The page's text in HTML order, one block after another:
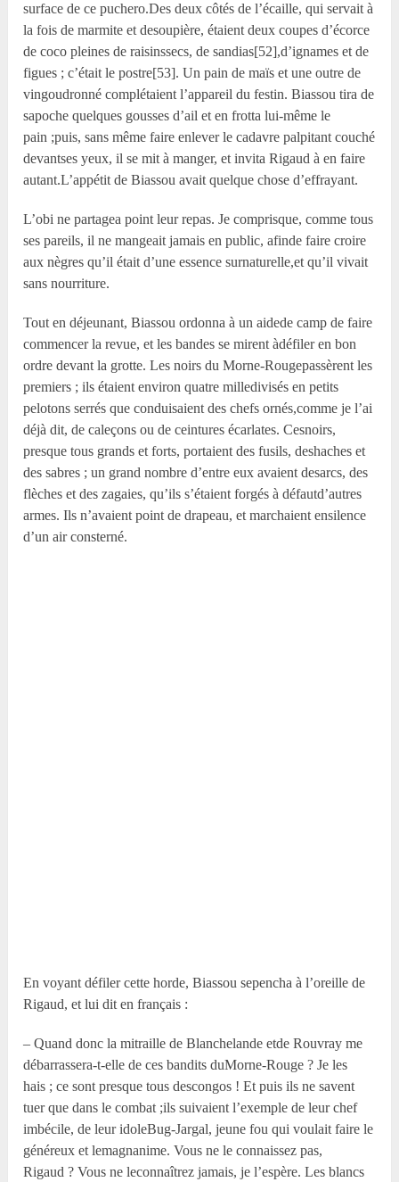
surface de ce puchero.Des deux côtés de l’écaille, qui servait à
la fois de marmite et desoupière, étaient deux coupes d’écorce
de coco pleines de raisinssecs, de sandias[52],d’ignames et de
figues ; c’était le postre[53]. Un pain de maïs et une outre de
vingoudronné complétaient l’appareil du festin. Biassou tira de
sapoche quelques gousses d’ail et en frotta lui-même le
pain ;puis, sans même faire enlever le cadavre palpitant couché
devantses yeux, il se mit à manger, et invita Rigaud à en faire
autant.L’appétit de Biassou avait quelque chose d’effrayant.
L’obi ne partagea point leur repas. Je comprisque, comme tous
ses pareils, il ne mangeait jamais en public, afinde faire croire
aux nègres qu’il était d’une essence surnaturelle,et qu’il vivait
sans nourriture.
Tout en déjeunant, Biassou ordonna à un aidede camp de faire
commencer la revue, et les bandes se mirent àdéfiler en bon
ordre devant la grotte. Les noirs du Morne-Rougepassèrent les
premiers ; ils étaient environ quatre milledivisés en petits
pelotons serrés que conduisaient des chefs ornés,comme je l’ai
déjà dit, de caleçons ou de ceintures écarlates. Cesnoirs,
presque tous grands et forts, portaient des fusils, deshaches et
des sabres ; un grand nombre d’entre eux avaient desarcs, des
flèches et des zagaies, qu’ils s’étaient forgés à défautd’autres
armes. Ils n’avaient point de drapeau, et marchaient ensilence
d’un air consterné.
En voyant défiler cette horde, Biassou sepencha à l’oreille de
Rigaud, et lui dit en français :
– Quand donc la mitraille de Blanchelande etde Rouvray me
débarrassera-t-elle de ces bandits duMorne-Rouge ? Je les
hais ; ce sont presque tous descongos ! Et puis ils ne savent
tuer que dans le combat ;ils suivaient l’exemple de leur chef
imbécile, de leur idoleBug-Jargal, jeune fou qui voulait faire le
généreux et lemagnanime. Vous ne le connaissez pas,
Rigaud ? Vous ne leconnaîtrez jamais, je l’espère. Les blancs